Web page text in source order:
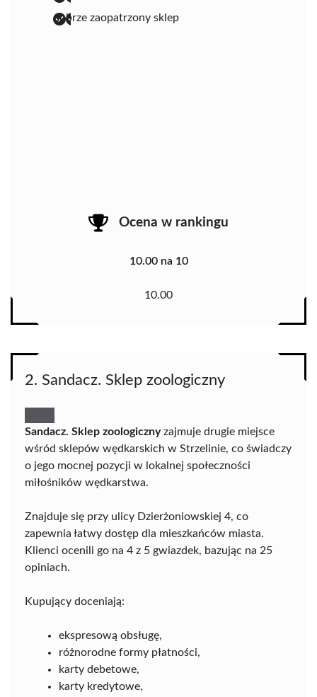
dobrze zaopatrzony sklep
Ocena w rankingu
10.00 na 10
10.00
2. Sandacz. Sklep zoologiczny
Sandacz. Sklep zoologicznyzajmuje drugie miejsce
wśród sklepów wędkarskich w Strzelinie, co świadczy
o jego mocnej pozycji w lokalnej społeczności
miłośników wędkarstwa.
Znajduje się przy ulicy Dzierżoniowskiej 4, co
zapewnia łatwy dostęp dla mieszkańców miasta.
Klienci ocenili go na 4 z 5 gwiazdek, bazując na 25
opiniach.
Kupujący doceniają:
ekspresową obsługę,
różnorodne formy płatności,
karty debetowe,
karty kredytowe,